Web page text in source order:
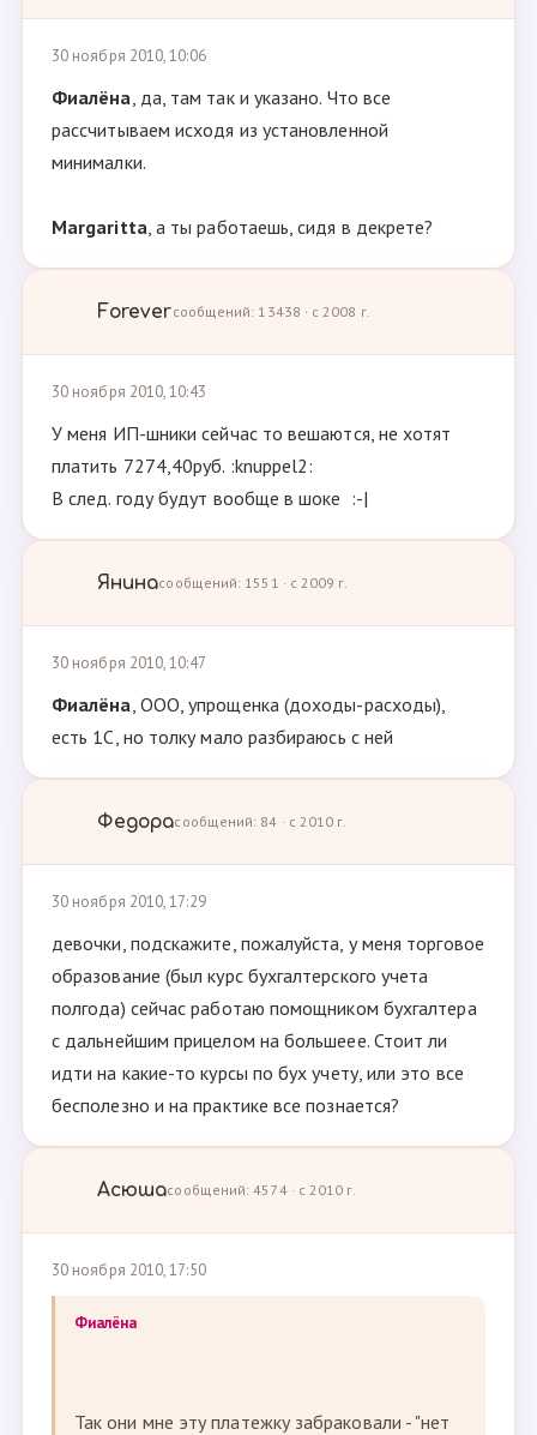
30 ноября 2010, 10:06
Фиалёна, да, там так и указано. Что все
рассчитываем исходя из установленной
минималки.
Margaritta, а ты работаешь, сидя в декрете?
Foreverсообщений: 13438 · с 2008 г.
30 ноября 2010, 10:43
У меня ИП-шники сейчас то вешаются, не хотят
платить 7274,40руб. :knuppel2:
В след. году будут вообще в шоке :-|
Янинасообщений: 1551 · с 2009 г.
30 ноября 2010, 10:47
Фиалёна, ООО, упрощенка (доходы-расходы),
есть 1С, но толку мало разбираюсь с ней
Федорасообщений: 84 · с 2010 г.
30 ноября 2010, 17:29
девочки, подскажите, пожалуйста, у меня торговое
образование (был курс бухгалтерского учета
полгода) сейчас работаю помощником бухгалтера
с дальнейшим прицелом на большеее. Стоит ли
идти на какие-то курсы по бух учету, или это все
бесполезно и на практике все познается?
Асюшасообщений: 4574 · с 2010 г.
30 ноября 2010, 17:50
Фиалёна
Так они мне эту платежку забраковали - "нет